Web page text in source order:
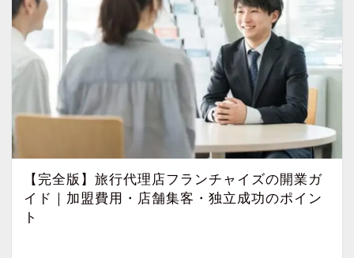
【完全版】旅行代理店フランチャイズの開業ガ
イド｜加盟費用・店舗集客・独立成功のポイン
ト